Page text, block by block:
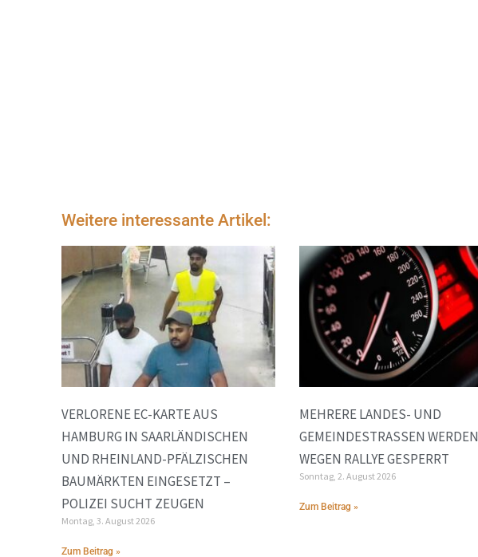
Weitere interessante Artikel:
VERLORENE EC-KARTE AUS
HAMBURG IN SAARLÄNDISCHEN
UND RHEINLAND-PFÄLZISCHEN
BAUMÄRKTEN EINGESETZT –
POLIZEI SUCHT ZEUGEN
Montag, 3. August 2026
Zum Beitrag »
MEHRERE LANDES- UND
GEMEINDESTRASSEN WERDEN W
EGEN RALLYE GESPERRT
Sonntag, 2. August 2026
Zum Beitrag »